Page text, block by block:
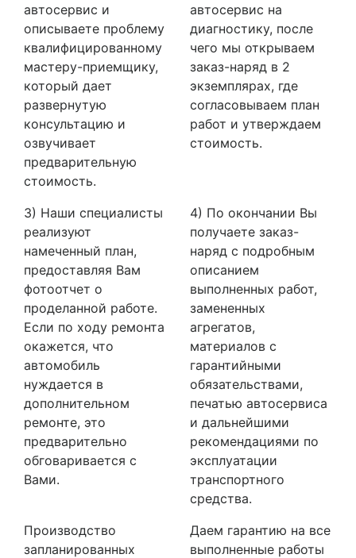
автосервис и
описываете проблему
квалифицированному
мастеру-приемщику,
который дает
развернутую
консультацию и
озвучивает
предварительную
стоимость.
автосервис на
диагностику, после
чего мы открываем
заказ-наряд в 2
экземплярах, где
согласовываем план
работ и утверждаем
стоимость.
3) Наши специалисты
реализуют
намеченный план,
предоставляя Вам
фотоотчет о
проделанной работе.
Если по ходу ремонта
окажется, что
автомобиль
нуждается в
дополнительном
ремонте, это
предварительно
обговаривается с
Вами.
4) По окончании Вы
получаете заказ-
наряд с подробным
описанием
выполненных работ,
замененных
агрегатов,
материалов с
гарантийными
обязательствами,
печатью автосервиса
и дальнейшими
рекомендациями по
эксплуатации
транспортного
средства.
Производство
запланированных
Даем гарантию на все
выполненные работы